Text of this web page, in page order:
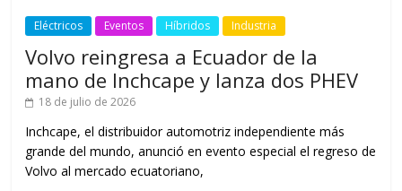
Eléctricos Eventos Híbridos Industria
Volvo reingresa a Ecuador de la
mano de Inchcape y lanza dos PHEV
18 de julio de 2026
Inchcape, el distribuidor automotriz independiente más
grande del mundo, anunció en evento especial el regreso de
Volvo al mercado ecuatoriano,